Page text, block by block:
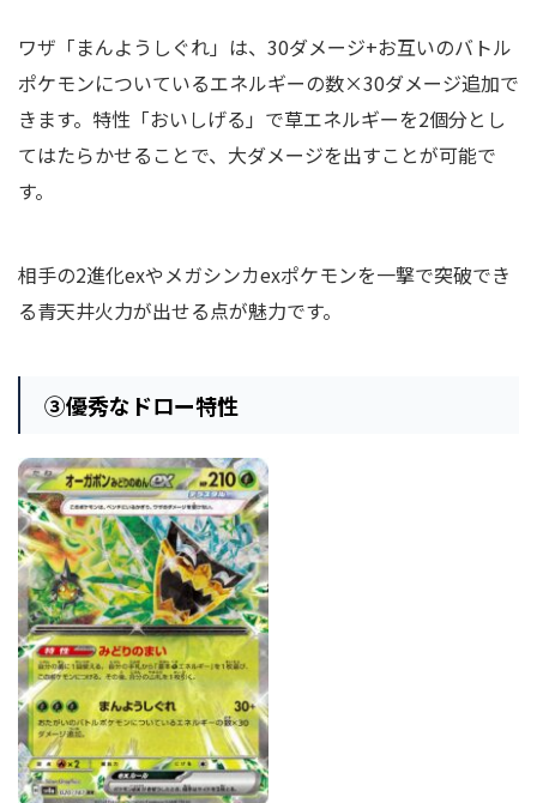
ワザ「まんようしぐれ」は、30ダメージ+お互いのバトル
ポケモンについているエネルギーの数×30ダメージ追加で
きます。特性「おいしげる」で草エネルギーを2個分とし
てはたらかせることで、大ダメージを出すことが可能で
す。
相手の2進化exやメガシンカexポケモンを一撃で突破でき
る青天井火力が出せる点が魅力です。
③優秀なドロー特性